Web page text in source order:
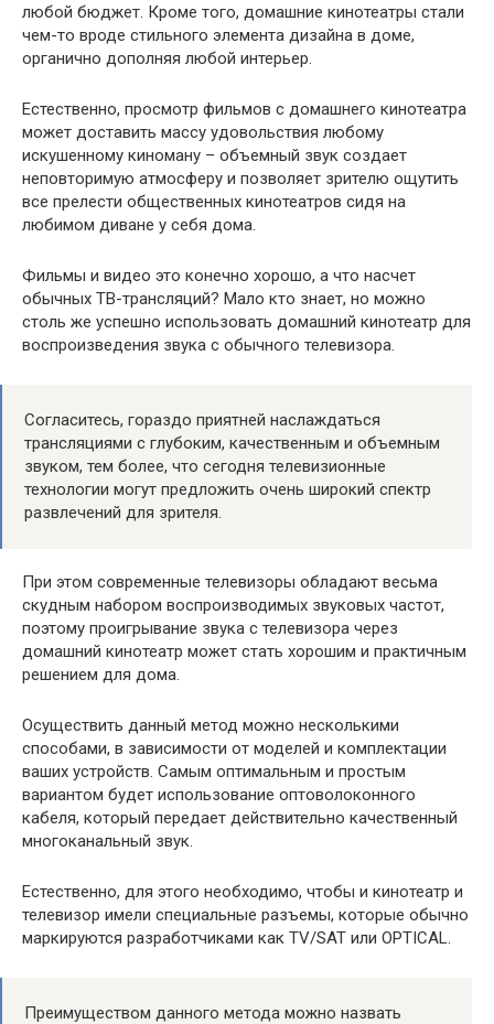
любой бюджет. Кроме того, домашние кинотеатры стали
чем-то вроде стильного элемента дизайна в доме,
органично дополняя любой интерьер.
Естественно, просмотр фильмов с домашнего кинотеатра
может доставить массу удовольствия любому
искушенному киноману – объемный звук создает
неповторимую атмосферу и позволяет зрителю ощутить
все прелести общественных кинотеатров сидя на
любимом диване у себя дома.
Фильмы и видео это конечно хорошо, а что насчет
обычных ТВ-трансляций? Мало кто знает, но можно
столь же успешно использовать домашний кинотеатр для
воспроизведения звука с обычного телевизора.
Согласитесь, гораздо приятней наслаждаться
трансляциями с глубоким, качественным и объемным
звуком, тем более, что сегодня телевизионные
технологии могут предложить очень широкий спектр
развлечений для зрителя.
При этом современные телевизоры обладают весьма
скудным набором воспроизводимых звуковых частот,
поэтому проигрывание звука с телевизора через
домашний кинотеатр может стать хорошим и практичным
решением для дома.
Осуществить данный метод можно несколькими
способами, в зависимости от моделей и комплектации
ваших устройств. Самым оптимальным и простым
вариантом будет использование оптоволоконного
кабеля, который передает действительно качественный
многоканальный звук.
Естественно, для этого необходимо, чтобы и кинотеатр и
телевизор имели специальные разъемы, которые обычно
маркируются разработчиками как TV/SAT или OPTICAL.
Преимуществом данного метода можно назвать